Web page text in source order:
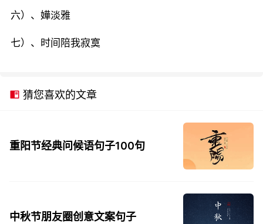
六）、嬅淡雅
七）、时间陪我寂寞
猜您喜欢的文章
重阳节经典问候语句子100句
中秋节朋友圈创意文案句子